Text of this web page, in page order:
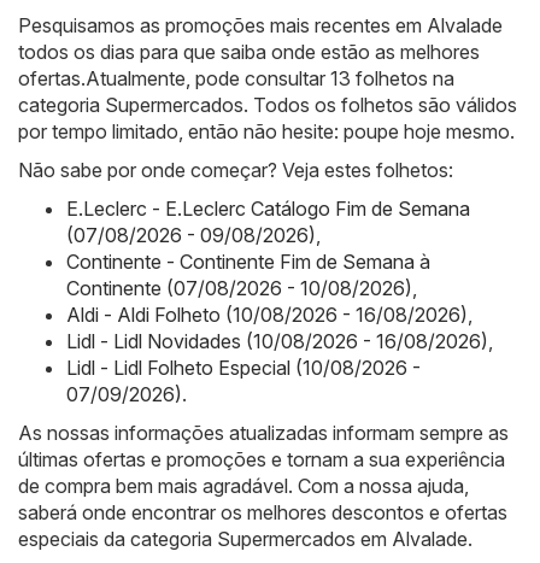
Pesquisamos as promoções mais recentes em Alvalade
todos os dias para que saiba onde estão as melhores
ofertas.Atualmente, pode consultar 13 folhetos na
categoria Supermercados. Todos os folhetos são válidos
por tempo limitado, então não hesite: poupe hoje mesmo.
Não sabe por onde começar? Veja estes folhetos:
E.Leclerc - E.Leclerc Catálogo Fim de Semana
(07/08/2026 - 09/08/2026)
Continente - Continente Fim de Semana à
Continente (07/08/2026 - 10/08/2026)
Aldi - Aldi Folheto (10/08/2026 - 16/08/2026)
Lidl - Lidl Novidades (10/08/2026 - 16/08/2026)
Lidl - Lidl Folheto Especial (10/08/2026 -
07/09/2026).
As nossas informações atualizadas informam sempre as
últimas ofertas e promoções e tornam a sua experiência
de compra bem mais agradável. Com a nossa ajuda,
saberá onde encontrar os melhores descontos e ofertas
especiais da categoria Supermercados em Alvalade.